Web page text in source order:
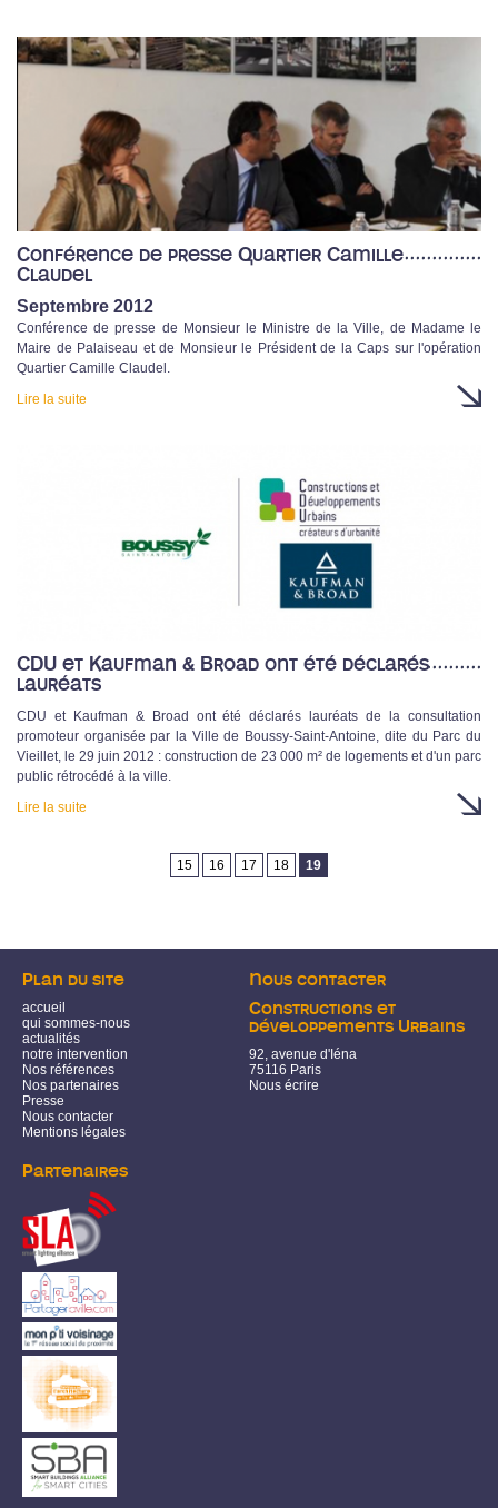
Conférence de presse Quartier Camille
Claudel
Septembre 2012
Conférence de presse de Monsieur le Ministre de la Ville, de Madame le
Maire de Palaiseau et de Monsieur le Président de la Caps sur l'opération
Quartier Camille Claudel.
Lire la suite
CDU et Kaufman & Broad ont été déclarés
lauréats
CDU et Kaufman & Broad ont été déclarés lauréats de la consultation
promoteur organisée par la Ville de Boussy-Saint-Antoine, dite du Parc du
Vieillet, le 29 juin 2012 : construction de 23 000 m² de logements et d'un parc
public rétrocédé à la ville.
Lire la suite
15 16 17 18 19
Plan du site
accueil
qui sommes-nous
actualités
notre intervention
Nos références
Nos partenaires
Presse
Nous contacter
Mentions légales
Nous contacter
Constructions et
développements Urbains
92, avenue d'Iéna
75116 Paris
Nous écrire
Partenaires